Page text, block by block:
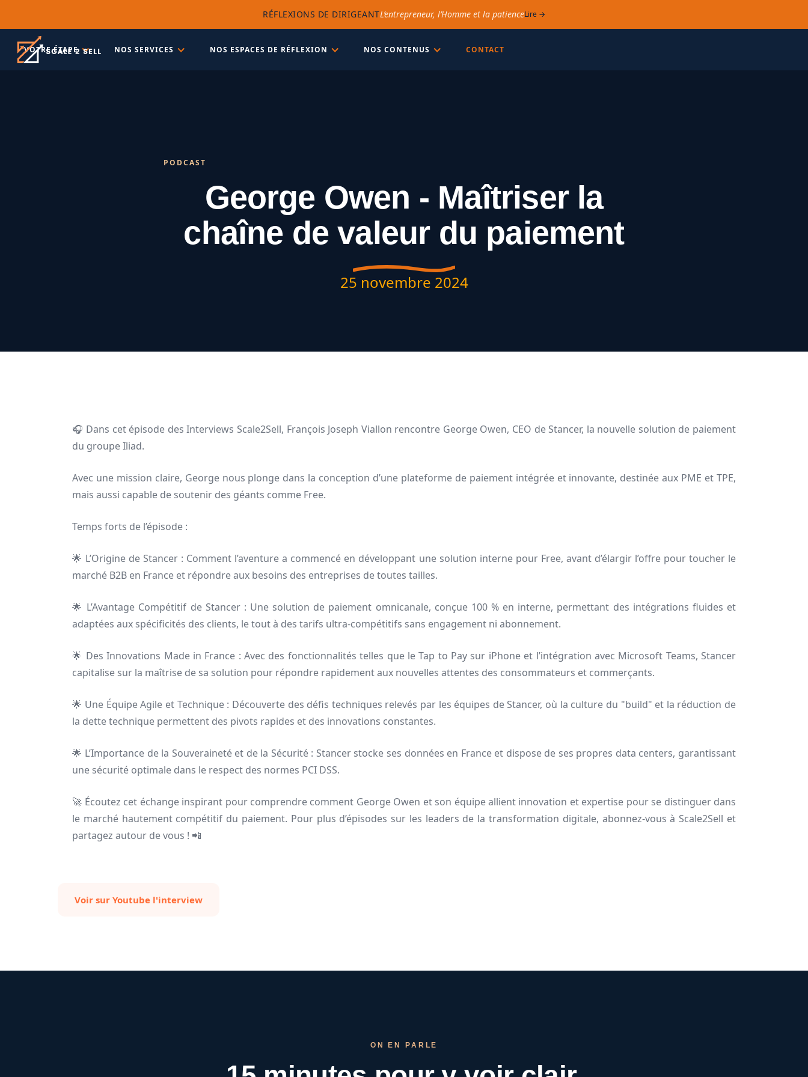
RÉFLEXIONS DE DIRIGEANTL’entrepreneur, l’Homme et la patienceLire →
VOTRE ÉTAPE NOS SERVICES NOS ESPACES DE RÉFLEXION NOS CONTENUS CONTACT
PODCAST
George Owen - Maîtriser la
chaîne de valeur du paiement
25 novembre 2024
🎧 Dans cet épisode des Interviews Scale2Sell, François Joseph Viallon rencontre George Owen, CEO de Stancer, la nouvelle solution de paiement
du groupe Iliad.
Avec une mission claire, George nous plonge dans la conception d’une plateforme de paiement intégrée et innovante, destinée aux PME et TPE,
mais aussi capable de soutenir des géants comme Free.
Temps forts de l’épisode :
🌟 L’Origine de Stancer : Comment l’aventure a commencé en développant une solution interne pour Free, avant d’élargir l’offre pour toucher le
marché B2B en France et répondre aux besoins des entreprises de toutes tailles.
🌟 L’Avantage Compétitif de Stancer : Une solution de paiement omnicanale, conçue 100 % en interne, permettant des intégrations fluides et
adaptées aux spécificités des clients, le tout à des tarifs ultra-compétitifs sans engagement ni abonnement.
🌟 Des Innovations Made in France : Avec des fonctionnalités telles que le Tap to Pay sur iPhone et l’intégration avec Microsoft Teams, Stancer
capitalise sur la maîtrise de sa solution pour répondre rapidement aux nouvelles attentes des consommateurs et commerçants.
🌟 Une Équipe Agile et Technique : Découverte des défis techniques relevés par les équipes de Stancer, où la culture du "build" et la réduction de
la dette technique permettent des pivots rapides et des innovations constantes.
🌟 L’Importance de la Souveraineté et de la Sécurité : Stancer stocke ses données en France et dispose de ses propres data centers, garantissant
une sécurité optimale dans le respect des normes PCI DSS.
🚀 Écoutez cet échange inspirant pour comprendre comment George Owen et son équipe allient innovation et expertise pour se distinguer dans
le marché hautement compétitif du paiement. Pour plus d’épisodes sur les leaders de la transformation digitale, abonnez-vous à Scale2Sell et
partagez autour de vous ! 📲
Voir sur Youtube l'interview
ON EN PARLE